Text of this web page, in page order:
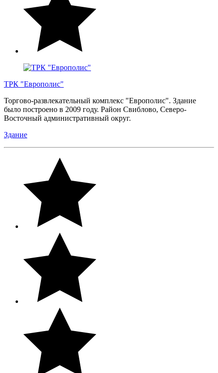
ТРК "Европолис"
Торгово-развлекательный комплекс "Европолис". Здание
было построено в 2009 году. Район Свиблово, Северо-
Восточный административный округ.
Здание